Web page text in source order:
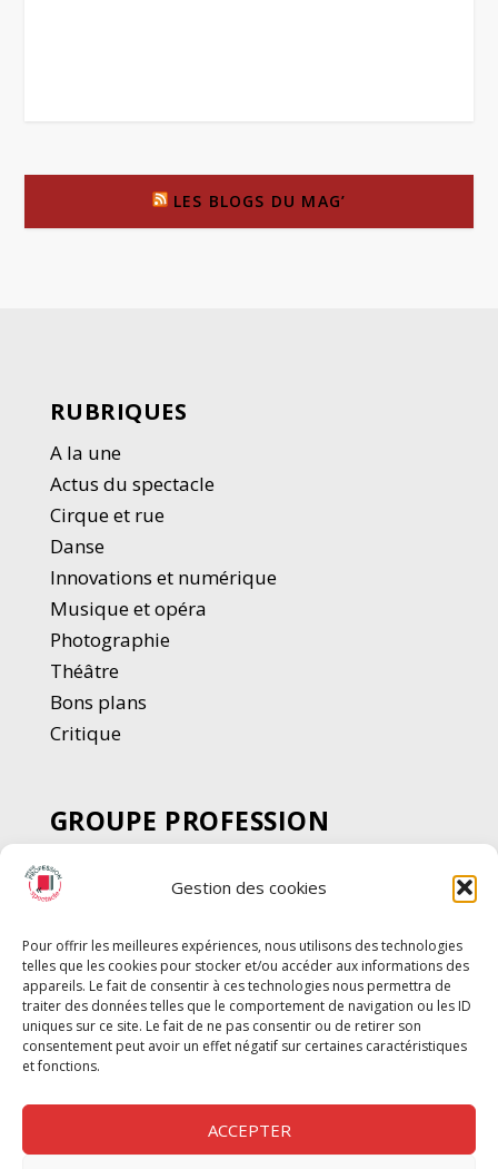
Gestion des cookies
Pour offrir les meilleures expériences, nous utilisons des technologies
telles que les cookies pour stocker et/ou accéder aux informations des
appareils. Le fait de consentir à ces technologies nous permettra de
traiter des données telles que le comportement de navigation ou les ID
uniques sur ce site. Le fait de ne pas consentir ou de retirer son
consentement peut avoir un effet négatif sur certaines caractéristiques
et fonctions.
ACCEPTER
LES BLOGS DU MAG’
RUBRIQUES
A la une
Actus du spectacle
Cirque et rue
Danse
Innovations et numérique
Musique et opéra
Photographie
Théâtre
Bons plans
Critique
GROUPE PROFESSION
SPECTACLE
Chèque Intermittents
Chèque Compta
Chèque Emploi Spectacle
G-Pods
Profession Audio-visuel